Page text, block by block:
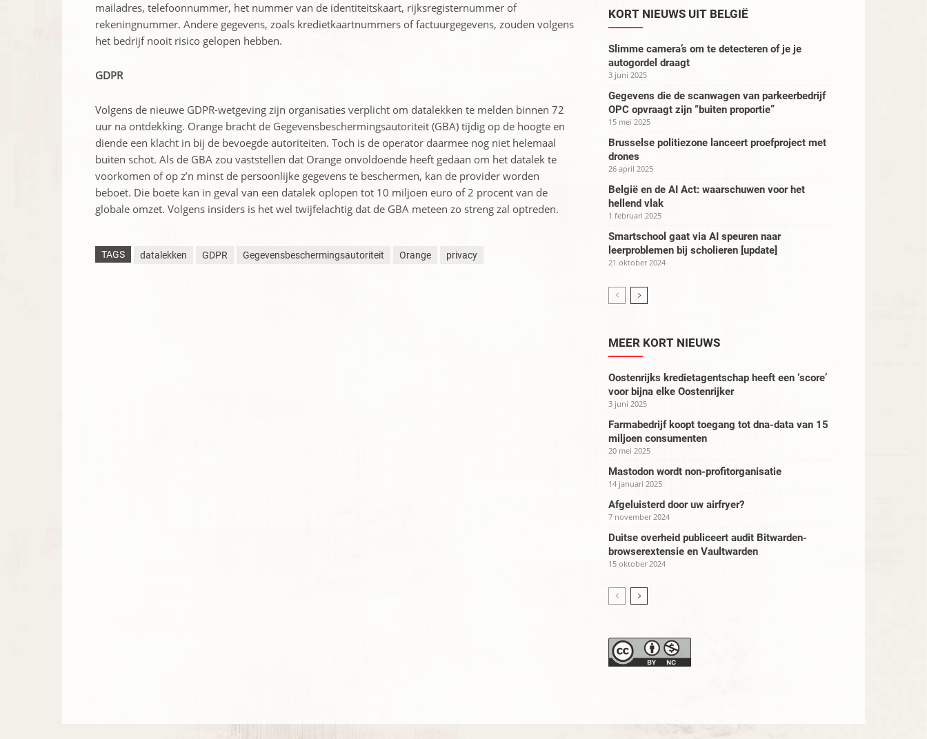
mailadres, telefoonnummer, het nummer van de identiteitskaart, rijksregisternummer of
rekeningnummer. Andere gegevens, zoals kredietkaartnummers of factuurgegevens, zouden volgens
het bedrijf nooit risico gelopen hebben.
GDPR
Volgens de nieuwe GDPR-wetgeving zijn organisaties verplicht om datalekken te melden binnen 72
uur na ontdekking. Orange bracht de Gegevensbeschermingsautoriteit (GBA) tijdig op de hoogte en
diende een klacht in bij de bevoegde autoriteiten. Toch is de operator daarmee nog niet helemaal
buiten schot. Als de GBA zou vaststellen dat Orange onvoldoende heeft gedaan om het datalek te
voorkomen of op z’n minst de persoonlijke gegevens te beschermen, kan de provider worden
beboet. Die boete kan in geval van een datalek oplopen tot 10 miljoen euro of 2 procent van de
globale omzet. Volgens insiders is het wel twijfelachtig dat de GBA meteen zo streng zal optreden.
TAGS datalekken GDPR Gegevensbeschermingsautoriteit Orange privacy
KORT NIEUWS UIT BELGIË
Slimme camera’s om te detecteren of je je
autogordel draagt
3 juni 2025
Gegevens die de scanwagen van parkeerbedrijf
OPC opvraagt zijn “buiten proportie”
15 mei 2025
Brusselse politiezone lanceert proefproject met
drones
26 april 2025
België en de AI Act: waarschuwen voor het
hellend vlak
1 februari 2025
Smartschool gaat via AI speuren naar
leerproblemen bij scholieren [update]
21 oktober 2024
MEER KORT NIEUWS
Oostenrijks kredietagentschap heeft een ‘score’
voor bijna elke Oostenrijker
3 juni 2025
Farmabedrijf koopt toegang tot dna-data van 15
miljoen consumenten
20 mei 2025
Mastodon wordt non-profitorganisatie
14 januari 2025
Afgeluisterd door uw airfryer?
7 november 2024
Duitse overheid publiceert audit Bitwarden-
browserextensie en Vaultwarden
15 oktober 2024